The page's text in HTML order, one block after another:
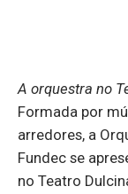
A orquestra no
Formada por
arredores, a
Fundec se
no Teatro